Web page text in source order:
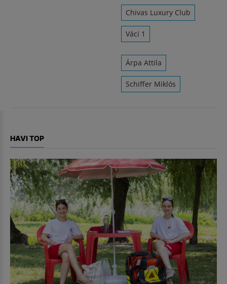
Chivas Luxury Club
Váci 1
Árpa Attila
Schiffer Miklós
HAVI TOP